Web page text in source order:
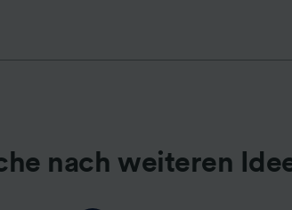
nach weiteren